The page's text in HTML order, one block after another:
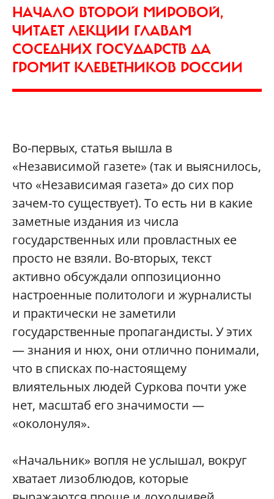
НАЧАЛО ВТОРОЙ МИРОВОЙ,
ЧИТАЕТ ЛЕКЦИИ ГЛАВАМ
СОСЕДНИХ ГОСУДАРСТВ ДА
ГРОМИТ КЛЕВЕТНИКОВ РОССИИ
Во-первых, статья вышла в
«Независимой газете» (так и выяснилось,
что «Независимая газета» до сих пор
зачем-то существует). То есть ни в какие
заметные издания из числа
государственных или провластных ее
просто не взяли. Во-вторых, текст
активно обсуждали оппозиционно
настроенные политологи и журналисты
и практически не заметили
государственные пропагандисты. У этих
— знания и нюх, они отлично понимали,
что в списках по-настоящему
влиятельных людей Суркова почти уже
нет, масштаб его значимости —
«околонуля».
«Начальник» вопля не услышал, вокруг
хватает лизоблюдов, которые